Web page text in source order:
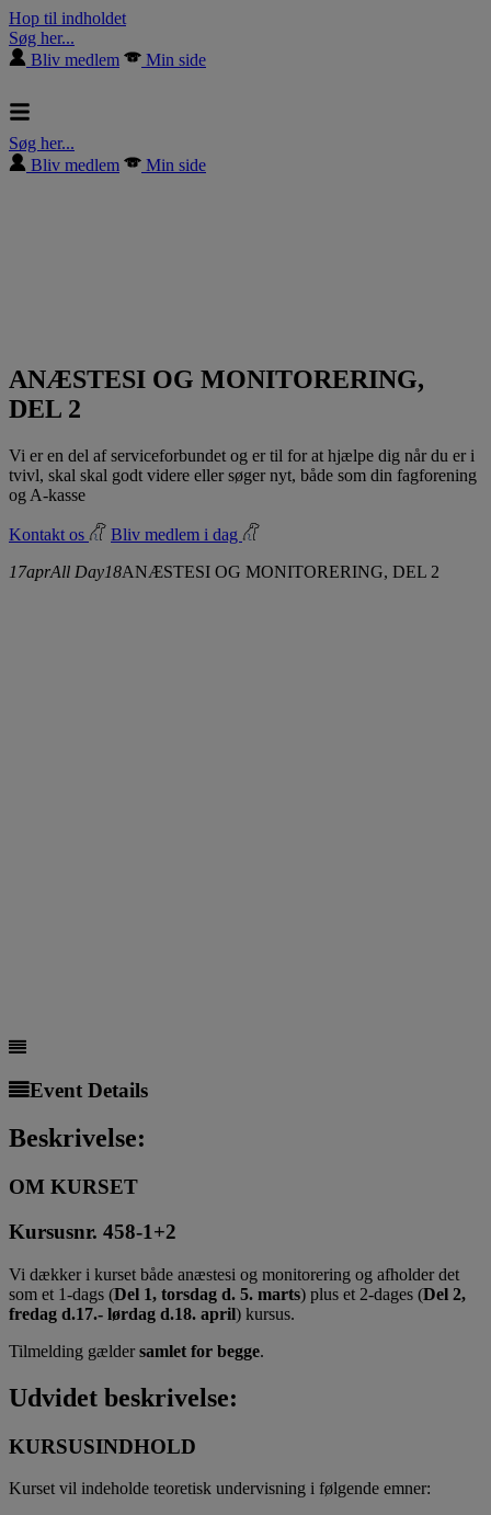
Hop til indholdet
Søg her...
Bliv medlem
Min side
Søg her...
Bliv medlem
Min side
ANÆSTESI OG MONITORERING,
DEL 2
Vi er en del af serviceforbundet og er til for at hjælpe dig når du er i
tvivl, skal skal godt videre eller søger nyt, både som din fagforening
og A-kasse
Kontakt os
Bliv medlem i dag
17aprAll Day18ANÆSTESI OG MONITORERING, DEL 2
Event Details
Beskrivelse:
OM KURSET
Kursusnr. 458-1+2
Vi dækker i kurset både anæstesi og monitorering og afholder det
som et 1-dags (Del 1, torsdag d. 5. marts) plus et 2-dages (Del 2,
fredag d.17.- lørdag d.18. april) kursus.
Tilmelding gælder samlet for begge.
Udvidet beskrivelse:
KURSUSINDHOLD
Kurset vil indeholde teoretisk undervisning i følgende emner: